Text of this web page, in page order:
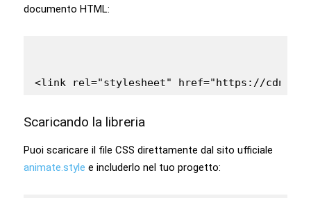
documento HTML:
Scaricando la libreria
Puoi scaricare il file CSS direttamente dal sito ufficiale
animate.style e includerlo nel tuo progetto: